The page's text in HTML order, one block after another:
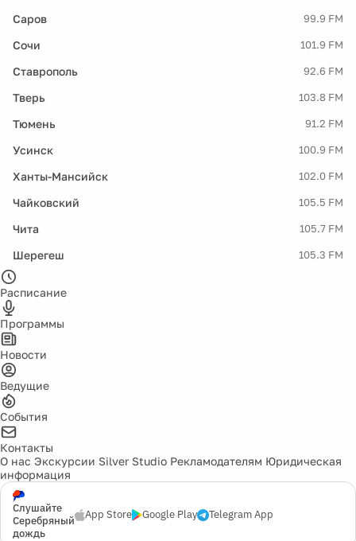
Саров 99.9 FM
Сочи 101.9 FM
Ставрополь 92.6 FM
Тверь 103.8 FM
Тюмень 91.2 FM
Усинск 100.9 FM
Ханты-Мансийск 102.0 FM
Чайковский 105.5 FM
Чита 105.7 FM
Шерегеш 105.3 FM
Расписание
Программы
Новости
Ведущие
События
Контакты
О нас Экскурсии Silver Studio Рекламодателям Юридическая
информация
Слушайте
Серебряный
дождь
App Store Google Play Telegram App